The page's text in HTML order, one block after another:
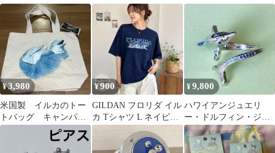
カーペット 玄関 キッチリナ
ム 夜光 パール イルカ
¥3,980
米国製 イルカのトー
トバッグ キャンパス
生地
¥900
GILDAN フロリダ イル
カ Tシャツ L ネイビー
Y2K
¥9,800
ハワイアンジュエリ
ー・ドルフィン・ジル
コニア・リング [サイ
ズ調整可能]